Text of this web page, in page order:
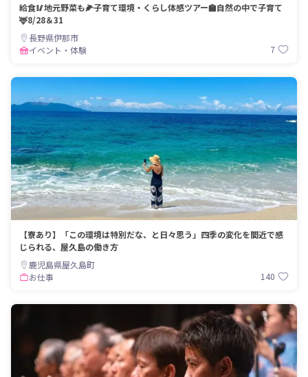
給食🥢地元野菜も🌽子育て環境・くらし体感ツアー🏫自然の中で子育て
🦌8/28＆31
長野県伊那市
イベント・体験
7
【寮あり】「この環境は特別だな、と日々思う」四季の変化を間近で感
じられる、屋久島の働き方
鹿児島県屋久島町
お仕事
140